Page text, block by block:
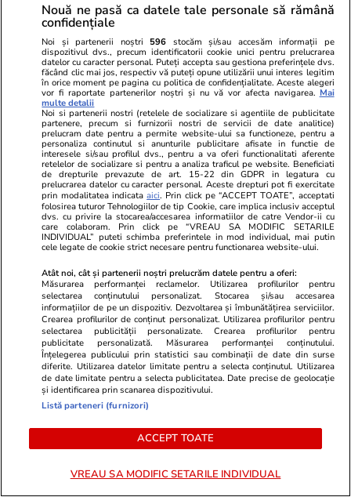
29 iul.
Cum să-ți protejezi locuința de
incendiile de vegetație
Lifestyle 29 iul.
De ce să nu arunci semințele de
la pepenele roșu – ce beneficii
Lifestyle 15 iul.
Ce este colostrul și la ce ajută
Nouă ne pasă ca datele tale personale să rămână
confidențiale
Noi și partenerii noștri 596 stocăm și/sau accesăm informații pe
dispozitivul dvs., precum identificatorii cookie unici pentru prelucrarea
datelor cu caracter personal. Puteți accepta sau gestiona preferințele dvs.
făcând clic mai jos, respectiv vă puteți opune utilizării unui interes legitim
în orice moment pe pagina cu politica de confidențialitate. Aceste alegeri
vor fi raportate partenerilor noștri și nu vă vor afecta navigarea. Mai
multe detalii
Noi si partenerii nostri (retelele de socializare si agentiile de publicitate
partenere, precum si furnizorii nostri de servicii de date analitice)
prelucram date pentru a permite website-ului sa functioneze, pentru a
personaliza continutul si anunturile publicitare afisate in functie de
interesele si/sau profilul dvs., pentru a va oferi functionalitati aferente
retelelor de socializare si pentru a analiza traficul pe website. Beneficiati
de drepturile prevazute de art. 15-22 din GDPR in legatura cu
prelucrarea datelor cu caracter personal. Aceste drepturi pot fi exercitate
prin modalitatea indicataaici. Prin click pe “ACCEPT TOATE”, acceptati
folosirea tuturor Tehnologiilor de tip Cookie, care implica inclusiv acceptul
dvs. cu privire la stocarea/accesarea informatiilor de catre Vendor-ii cu
care colaboram. Prin click pe “VREAU SA MODIFIC SETARILE
INDIVIDUAL” puteti schimba preferintele in mod individual, mai putin
cele legate de cookie strict necesare pentru functionarea website-ului.
Atât noi, cât și partenerii noștri prelucrăm datele pentru a oferi:
Măsurarea performanței reclamelor. Utilizarea profilurilor pentru
selectarea conținutului personalizat. Stocarea și/sau accesarea
informațiilor de pe un dispozitiv. Dezvoltarea și îmbunătățirea serviciilor.
Crearea profilurilor de conținut personalizat. Utilizarea profilurilor pentru
selectarea publicității personalizate. Crearea profilurilor pentru
publicitate personalizată. Măsurarea performanței conținutului.
Înțelegerea publicului prin statistici sau combinații de date din surse
diferite. Utilizarea datelor limitate pentru a selecta conținutul. Utilizarea
de date limitate pentru a selecta publicitatea. Date precise de geolocație
și identificarea prin scanarea dispozitivului.
Listă parteneri (furnizori)
ACCEPT TOATE
VREAU SA MODIFIC SETARILE INDIVIDUAL